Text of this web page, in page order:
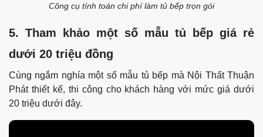
Công cụ tính toán chi phí làm tủ bếp trọn gói
5. Tham khảo một số mẫu tủ bếp giá rẻ
dưới 20 triệu đồng
Cùng ngắm nghía một số mẫu tủ bếp mà Nội Thất Thuận
Phát thiết kế, thi công cho khách hàng với mức giá dưới
20 triệu dưới đây.